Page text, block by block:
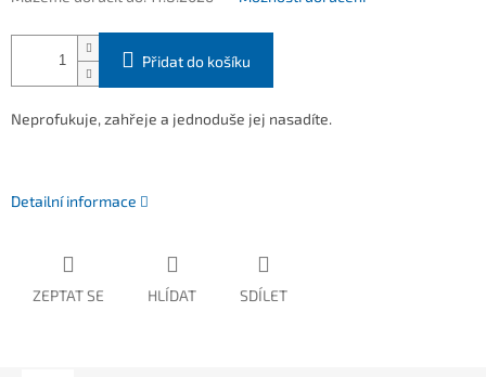
Přidat do košíku
Neprofukuje, zahřeje a jednoduše jej nasadíte.
Detailní informace
ZEPTAT SE HLÍDAT SDÍLET